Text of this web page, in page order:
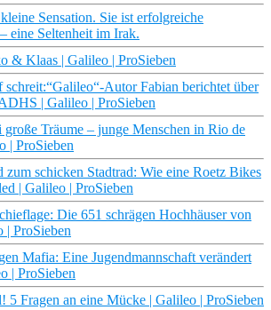
Sensation. Sie ist erfolgreiche
eine Seltenheit im Irak.
& Klaas | Galileo | ProSieben
schreit:“Galileo“-Autor Fabian berichtet über
| Galileo | ProSieben
große Träume – junge Menschen in Rio de
| ProSieben
zum schicken Stadtrad: Wie eine Roetz Bikes
| Galileo | ProSieben
Die 651 schrägen Hochhäuser von
| ProSieben
Mafia: Eine Jugendmannschaft verändert
| ProSieben
5 Fragen an eine Mücke | Galileo | ProSieben